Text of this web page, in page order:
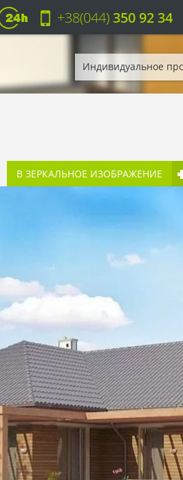
+38(044)350 92 34
Индивидуальное
В ЗЕРКАЛЬНОЕ ИЗОБРАЖЕНИЕ